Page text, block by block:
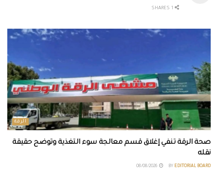
الرقة
صحة الرقة تنفي إغلاق قسم معالجة سوء التغذية وتوضح حقيقة
نقله
BY EDITORIAL BOARD